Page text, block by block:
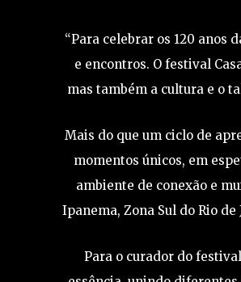
“Para celebrar os 120 anos
e encontros. O festival
mas também a cultura e o
Mais do que um ciclo de
momentos únicos, em
ambiente de conexão e
Ipanema, Zona Sul do Rio
Para o curador do